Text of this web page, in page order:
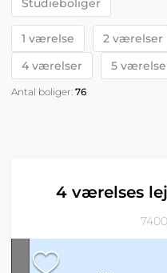
Studieboliger
1 værelse 2 værelser
4 værelser
5
Antal boliger: 76
4 værelses